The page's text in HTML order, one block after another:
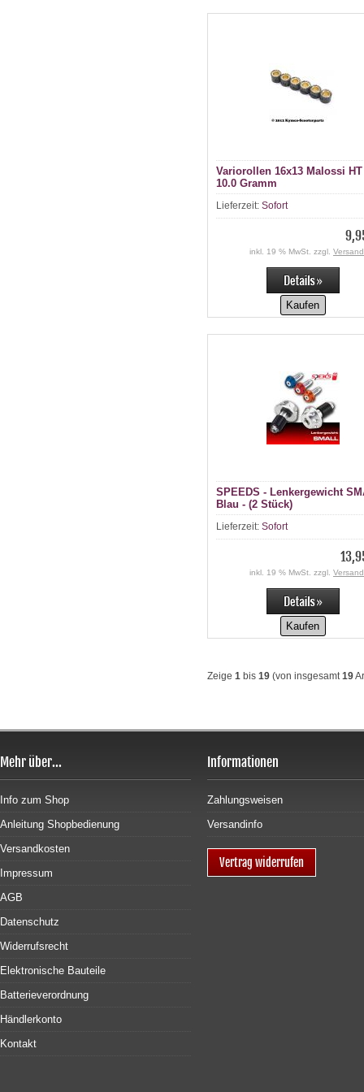
Variorollen 16x13 Malossi HT
10.0 Gramm
Lieferzeit: Sofort
inkl. 19 % MwSt. zzgl.
Kaufen
SPEEDS - Lenkergewicht
Blau - (2 Stück)
Lieferzeit: Sofort
inkl. 19 % MwSt. zzgl.
Kaufen
Zeige 1 bis 19 (von insgesamt 19
Mehr über...
Info zum Shop
Anleitung Shopbedienung
Versandkosten
Impressum
AGB
Datenschutz
Widerrufsrecht
Elektronische Bauteile
Batterieverordnung
Händlerkonto
Kontakt
Informationen
Zahlungsweisen
Versandinfo
Vertrag widerrufen